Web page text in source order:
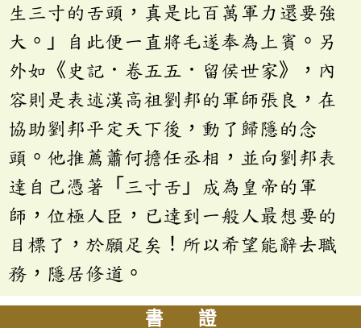
生三寸的舌頭，真是比百萬軍力還要強
大。」自此便一直將毛遂奉為上賓。另
外如《史記．卷五五．留侯世家》，內
容則是表述漢高祖劉邦的軍師張良，在
協助劉邦平定天下後，動了歸隱的念
頭。他推薦蕭何擔任丞相，並向劉邦表
達自己憑著「三寸舌」成為皇帝的軍
師，位極人臣，已達到一般人最想要的
目標了，於願足矣！所以希望能辭去職
務，隱居修道。
書 證